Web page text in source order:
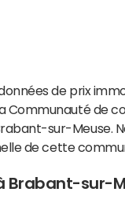
de prix
Communauté de
sur-Meuse.
de cette
Brabant-sur-